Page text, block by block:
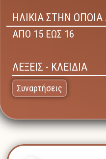
ΗΛΙΚΙΑ ΣΤΗΝ
ΑΠΟ 15 ΕΩΣ 16
ΛΕΞΕΙΣ - ΚΛΕΙΔΙΑ
Συναρτήσεις